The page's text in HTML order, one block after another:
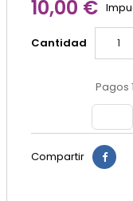
10,00 €
Cantidad
Pagos
Compartir